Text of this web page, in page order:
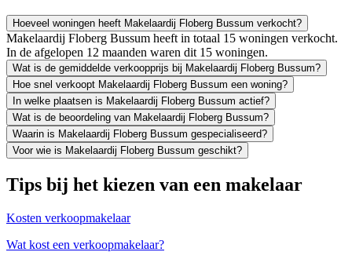
Hoeveel woningen heeft Makelaardij Floberg Bussum verkocht?
Makelaardij Floberg Bussum heeft in totaal 15 woningen verkocht.
In de afgelopen 12 maanden waren dit 15 woningen.
Wat is de gemiddelde verkoopprijs bij Makelaardij Floberg Bussum?
Hoe snel verkoopt Makelaardij Floberg Bussum een woning?
In welke plaatsen is Makelaardij Floberg Bussum actief?
Wat is de beoordeling van Makelaardij Floberg Bussum?
Waarin is Makelaardij Floberg Bussum gespecialiseerd?
Voor wie is Makelaardij Floberg Bussum geschikt?
Tips bij het kiezen van een makelaar
Kosten verkoopmakelaar
Wat kost een verkoopmakelaar?